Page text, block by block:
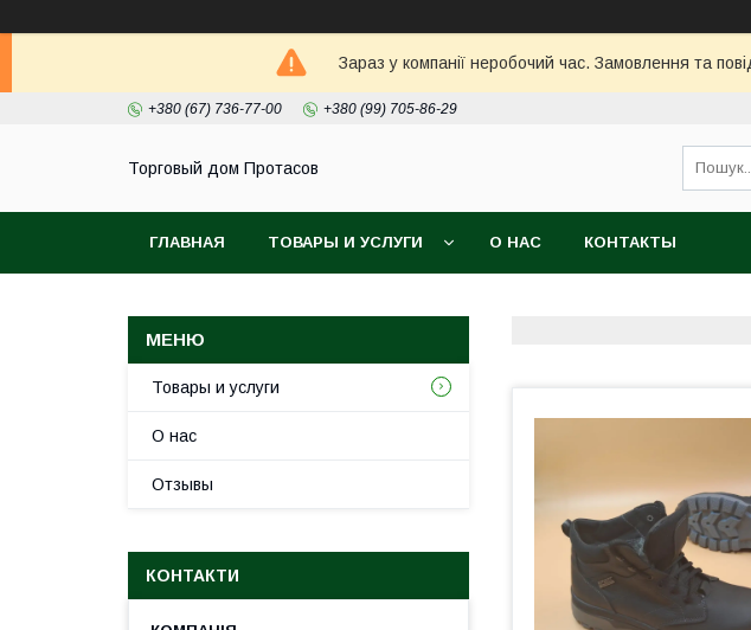
Зараз у компанії неробочий час. Замовлення та
+380 (67) 736-77-00 +380 (99) 705-86-29
Торговый дом Протасов
ГЛАВНАЯ ТОВАРЫ И УСЛУГИ О НАС КОНТАКТЫ
Товары и услуги
О нас
Отзывы
КОНТАКТИ